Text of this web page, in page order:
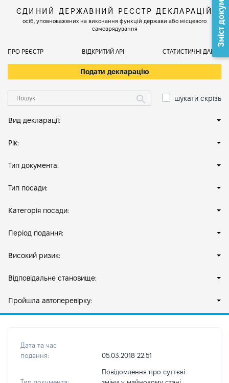
ЄДИНИЙ ДЕРЖАВНИЙ РЕЄСТР ДЕКЛАРАЦІЙ
осіб, уповноважених на виконання функцій держави або місцевого
самоврядування
ПРО РЕЄСТР ВІДКРИТИЙ АРІ СТАТИСТИЧНІ ДАНІ
Подати декларацію
шукати скрізь
Вид декларації:
Рік:
Тип документа:
Тип посади:
Категорія посади:
Період подання:
Високий ризик:
Відповідальне становище:
Пройшла автоперевірку:
Дата та час
подання:
05.03.2018 22:51
Повідомлення про суттєві
Зміст документа